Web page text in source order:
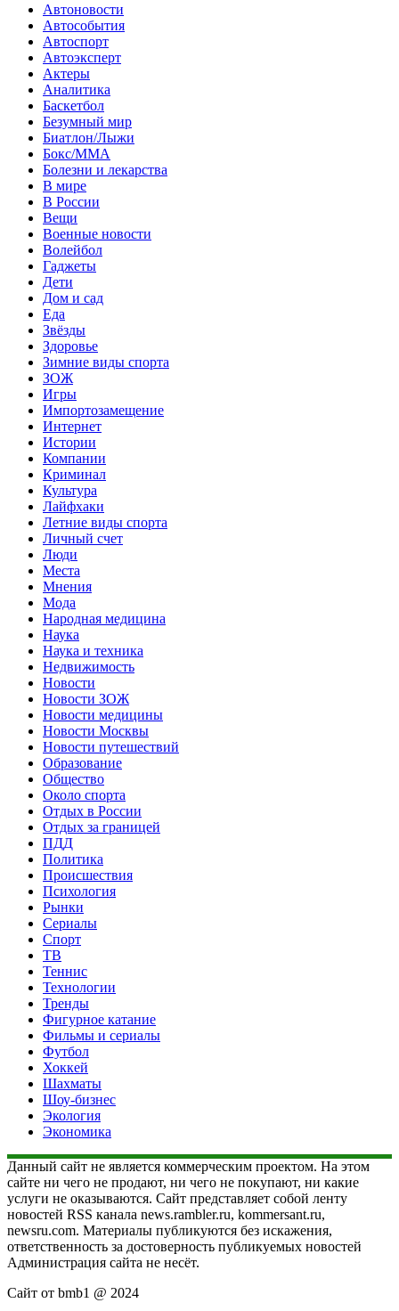
Автоновости
Автособытия
Автоспорт
Автоэксперт
Актеры
Аналитика
Баскетбол
Безумный мир
Биатлон/Лыжи
Бокс/MMA
Болезни и лекарства
В мире
В России
Вещи
Военные новости
Волейбол
Гаджеты
Дети
Дом и сад
Еда
Звёзды
Здоровье
Зимние виды спорта
ЗОЖ
Игры
Импортозамещение
Интернет
Истории
Компании
Криминал
Культура
Лайфхаки
Летние виды спорта
Личный счет
Люди
Места
Мнения
Мода
Народная медицина
Наука
Наука и техника
Недвижимость
Новости
Новости ЗОЖ
Новости медицины
Новости Москвы
Новости путешествий
Образование
Общество
Около спорта
Отдых в России
Отдых за границей
ПДД
Политика
Происшествия
Психология
Рынки
Сериалы
Спорт
ТВ
Теннис
Технологии
Тренды
Фигурное катание
Фильмы и сериалы
Футбол
Хоккей
Шахматы
Шоу-бизнес
Экология
Экономика
Данный сайт не является коммерческим проектом. На этом
сайте ни чего не продают, ни чего не покупают, ни какие
услуги не оказываются. Сайт представляет собой ленту
новостей RSS канала news.rambler.ru, kommersant.ru,
newsru.com. Материалы публикуются без искажения,
ответственность за достоверность публикуемых новостей
Администрация сайта не несёт.
Сайт от bmb1 @ 2024